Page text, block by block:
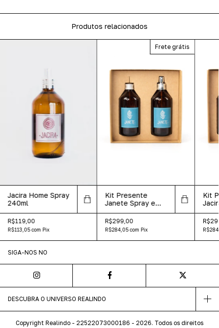
Produtos relacionados
Jacira Home Spray
240ml
R$119,00
R$113,05com Pix
Frete grátis
Kit Presente
Janete Spray e
R$299,00
R$284,05com Pix
Kit
SIGA-NOS NO
DESCUBRA O UNIVERSO REALINDO
Copyright Realindo - 22522073000186 - 2026. Todos os direitos